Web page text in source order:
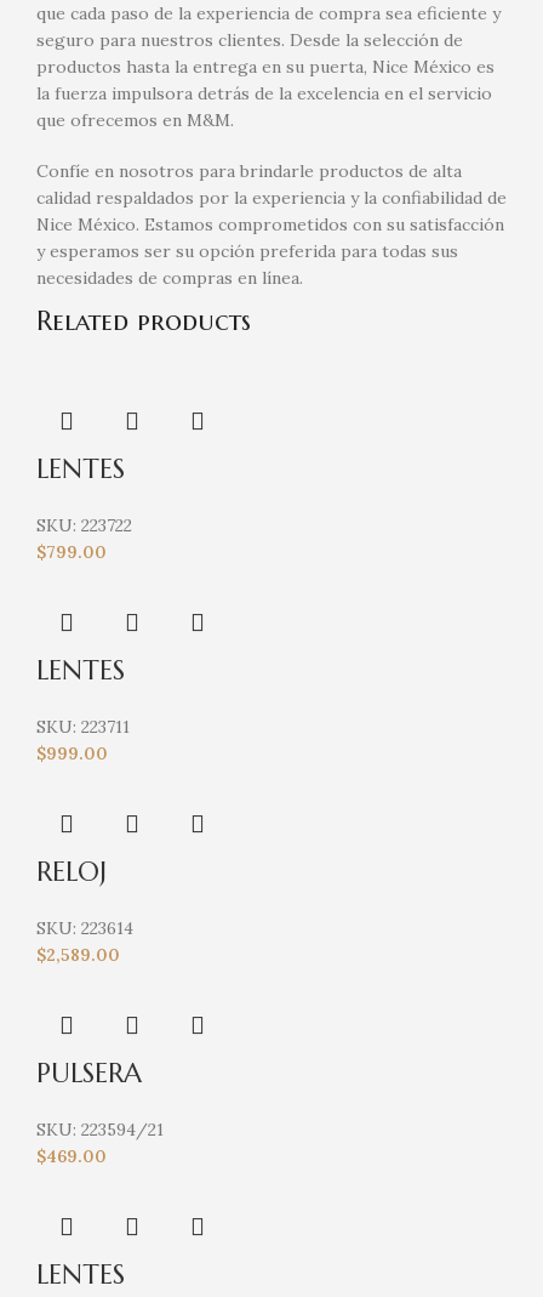
que cada paso de la experiencia de compra sea eficiente y
seguro para nuestros clientes. Desde la selección de
productos hasta la entrega en su puerta, Nice México es
la fuerza impulsora detrás de la excelencia en el servicio
que ofrecemos en M&M.
Confíe en nosotros para brindarle productos de alta
calidad respaldados por la experiencia y la confiabilidad de
Nice México. Estamos comprometidos con su satisfacción
y esperamos ser su opción preferida para todas sus
necesidades de compras en línea.
Related products
LENTES
SKU: 223722
$799.00
LENTES
SKU: 223711
$999.00
RELOJ
SKU: 223614
$2,589.00
PULSERA
SKU: 223594/21
$469.00
LENTES